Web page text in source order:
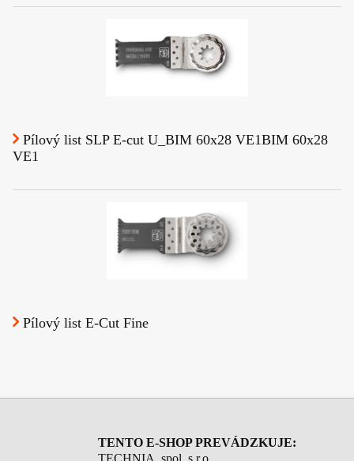
Pílový list SLP E-cut U_BIM 60x28 VE1BIM 60x28
VE1
Pílový list E-Cut Fine
TENTO E-SHOP PREVÁDZKUJE:
TECHNIA, spol. s r.o.